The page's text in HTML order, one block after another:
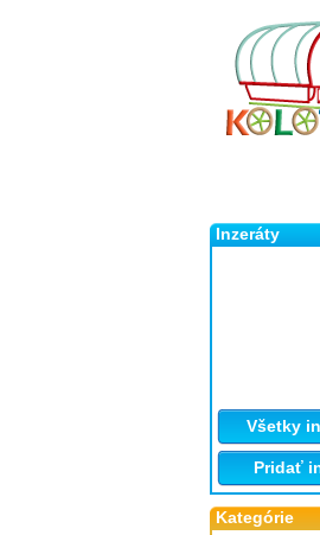
Inzeráty
Všetky
Pridať
Kategórie